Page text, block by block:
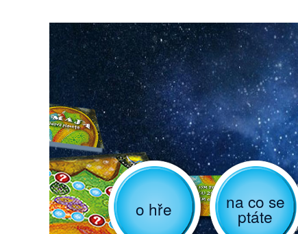
o hře na co se
ptáte